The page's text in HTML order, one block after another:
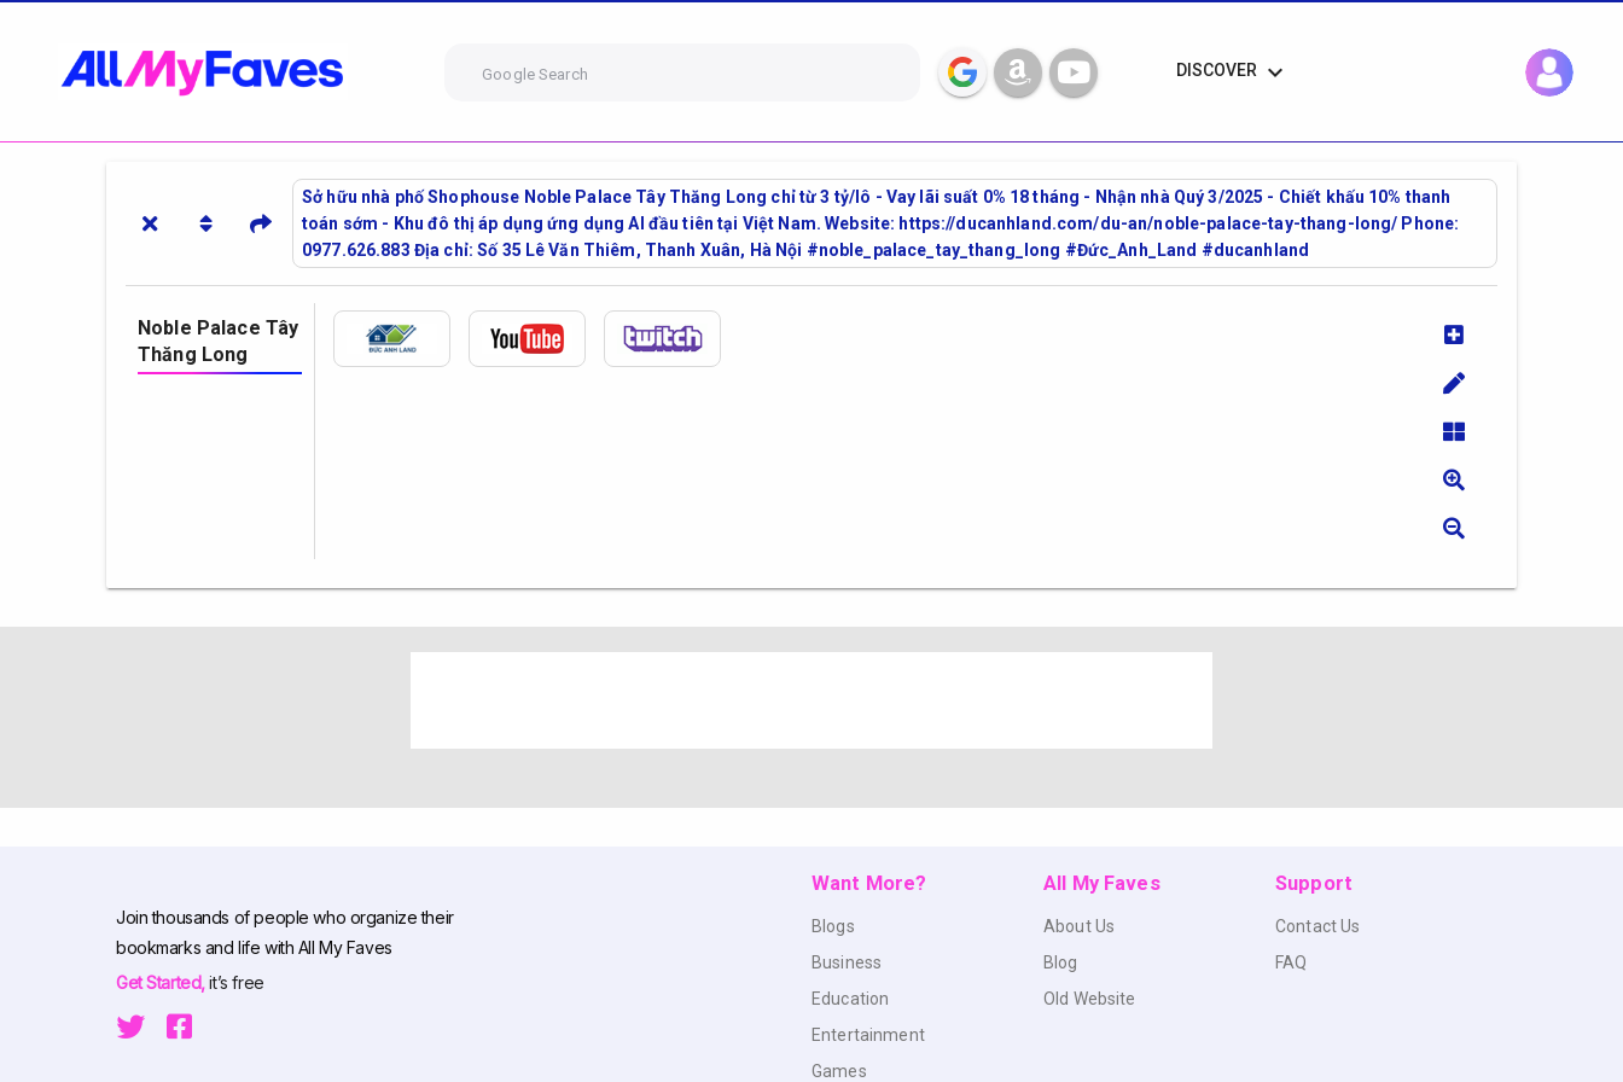
Google Search DISCOVER keyboard_arrow_down
Sở hữu nhà phố Shophouse Noble Palace Tây Thăng Long chỉ từ 3 tỷ/lô - Vay lãi suất 0% 18 tháng - Nhận nhà Quý 3/2025 - Chiết khấu 10% thanh
toán sớm - Khu đô thị áp dụng ứng dụng AI đầu tiên tại Việt Nam. Website: https://ducanhland.com/du-an/noble-palace-tay-thang-long/ Phone:
0977.626.883 Địa chỉ: Số 35 Lê Văn Thiêm, Thanh Xuân, Hà Nội #noble_palace_tay_thang_long #Đức_Anh_Land #ducanhland
Noble Palace Tây
Thăng Long
Join thousands of people who organize their
bookmarks and life with All My Faves
Get Started,it’s free
Want More?
Blogs
Business
Education
Entertainment
Games
All My Faves
About Us
Blog
Old Website
Support
Contact Us
FAQ